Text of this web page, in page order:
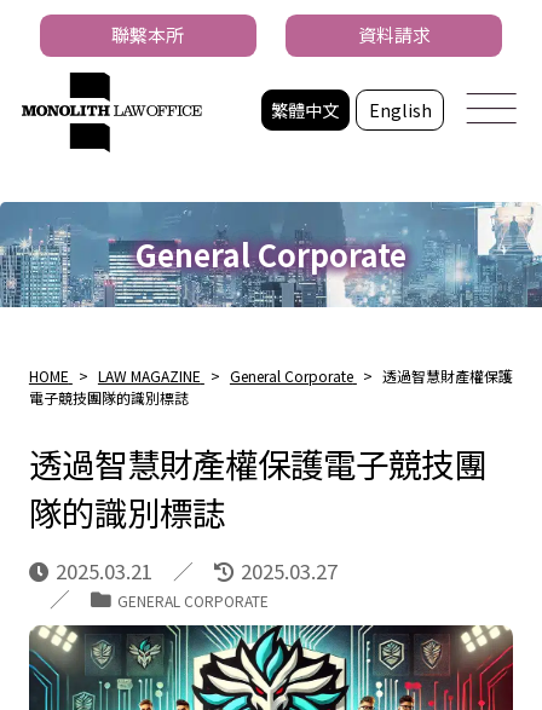
繁體中文 English
聯繫本所 資料請求
General Corporate
HOME > LAW MAGAZINE > General Corporate > 透過智慧財產權保護
電子競技團隊的識別標誌
透過智慧財產權保護電子競技團
隊的識別標誌
2025.03.21 2025.03.27
GENERAL CORPORATE